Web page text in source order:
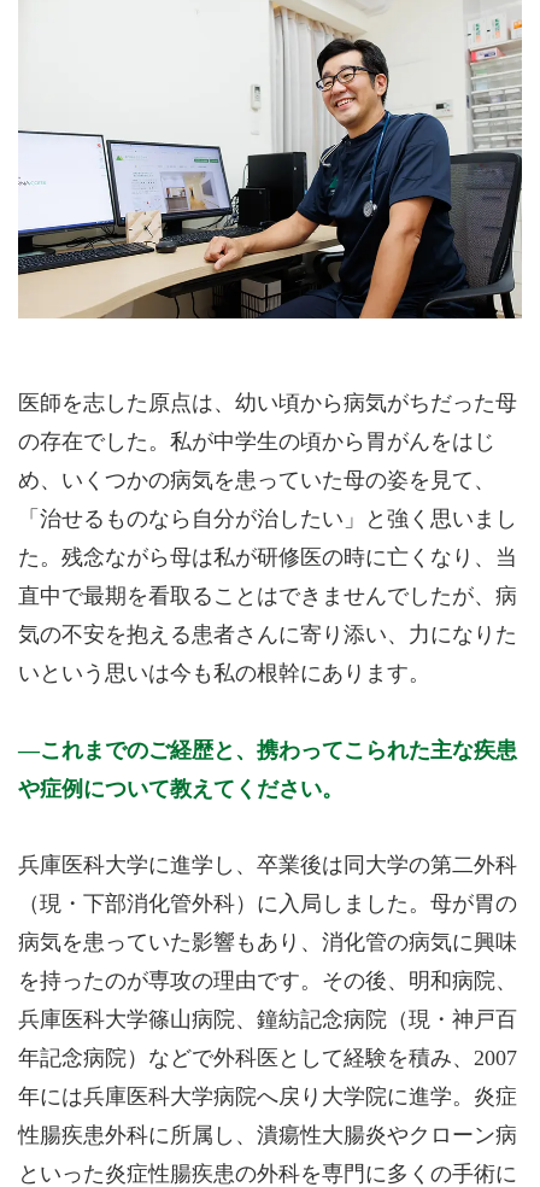
医師を志した原点は、幼い頃から病気がちだった母
の存在でした。私が中学生の頃から胃がんをはじ
め、いくつかの病気を患っていた母の姿を見て、
「治せるものなら自分が治したい」と強く思いまし
た。残念ながら母は私が研修医の時に亡くなり、当
直中で最期を看取ることはできませんでしたが、病
気の不安を抱える患者さんに寄り添い、力になりた
いという思いは今も私の根幹にあります。
これまでのご経歴と、携わってこられた主な疾患
や症例について教えてください。
兵庫医科大学に進学し、卒業後は同大学の第二外科
（現・下部消化管外科）に入局しました。母が胃の
病気を患っていた影響もあり、消化管の病気に興味
を持ったのが専攻の理由です。その後、明和病院、
兵庫医科大学篠山病院、鐘紡記念病院（現・神戸百
年記念病院）などで外科医として経験を積み、2007
年には兵庫医科大学病院へ戻り大学院に進学。炎症
性腸疾患外科に所属し、潰瘍性大腸炎やクローン病
といった炎症性腸疾患の外科を専門に多くの手術に